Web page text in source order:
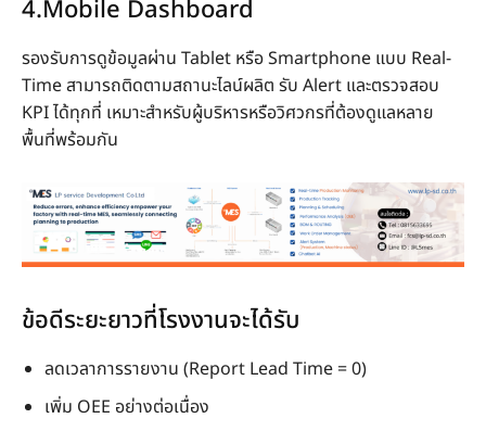
4.Mobile Dashboard
รองรับการดูข้อมูลผ่าน Tablet หรือ Smartphone แบบ Real-
Time สามารถติดตามสถานะไลน์ผลิต รับ Alert และตรวจสอบ
KPI ได้ทุกที่ เหมาะสำหรับผู้บริหารหรือวิศวกรที่ต้องดูแลหลาย
พื้นที่พร้อมกัน
ข้อดีระยะยาวที่โรงงานจะได้รับ
ลดเวลาการรายงาน (Report Lead Time = 0)
เพิ่ม OEE อย่างต่อเนื่อง